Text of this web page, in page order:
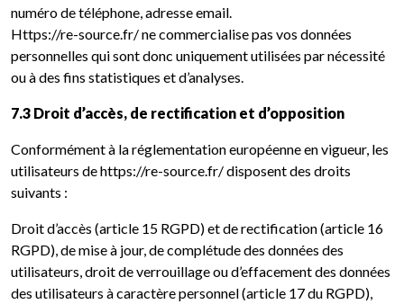
numéro de téléphone, adresse email.
Https://re-source.fr/ ne commercialise pas vos données
personnelles qui sont donc uniquement utilisées par nécessité
ou à des fins statistiques et d’analyses.
7.3 Droit d’accès, de rectification et d’opposition
Conformément à la réglementation européenne en vigueur, les
utilisateurs de https://re-source.fr/ disposent des droits
suivants :
Droit d’accès (article 15 RGPD) et de rectification (article 16
RGPD), de mise à jour, de complétude des données des
utilisateurs, droit de verrouillage ou d’effacement des données
des utilisateurs à caractère personnel (article 17 du RGPD),